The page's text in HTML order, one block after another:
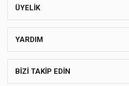
ÜYELİK
YARDIM
BİZİ TAKİP EDİN